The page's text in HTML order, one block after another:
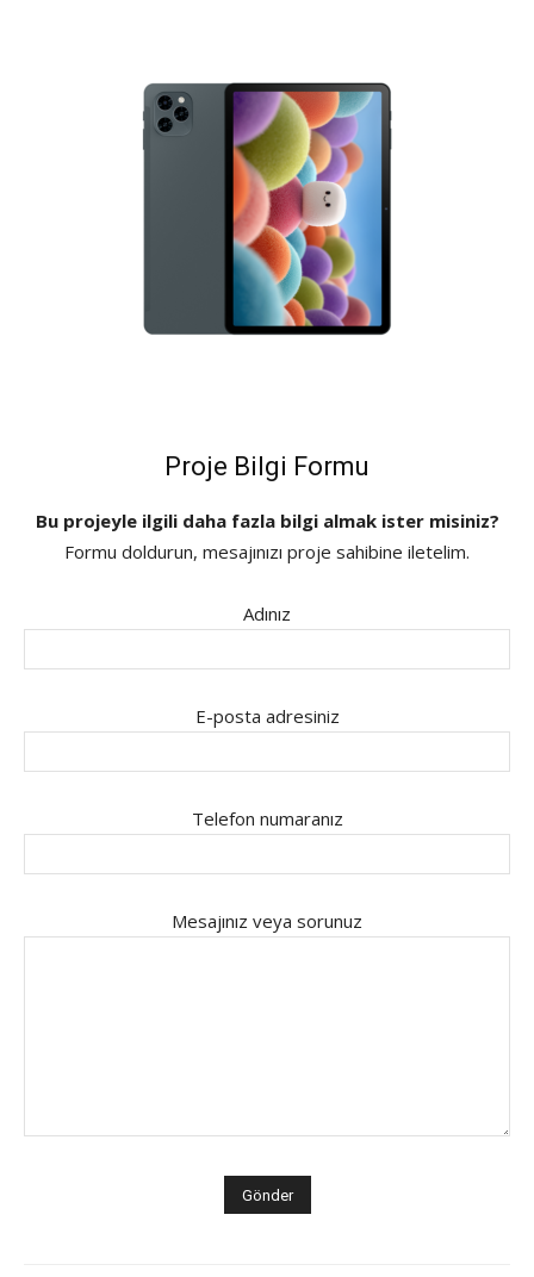
Proje Bilgi Formu
Bu projeyle ilgili daha fazla bilgi almak ister misiniz?
Formu doldurun, mesajınızı proje sahibine iletelim.
Adınız
E-posta adresiniz
Telefon numaranız
Mesajınız veya sorunuz